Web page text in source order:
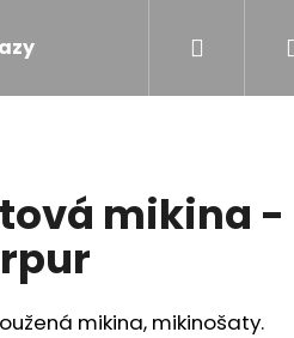
Obchodní podmínky
mikina -
mikina, mikinošaty.